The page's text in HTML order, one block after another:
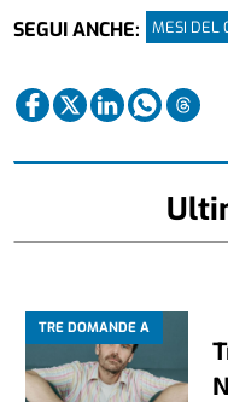
SEGUI ANCHE:
MESI DEL
TRE DOMANDE A